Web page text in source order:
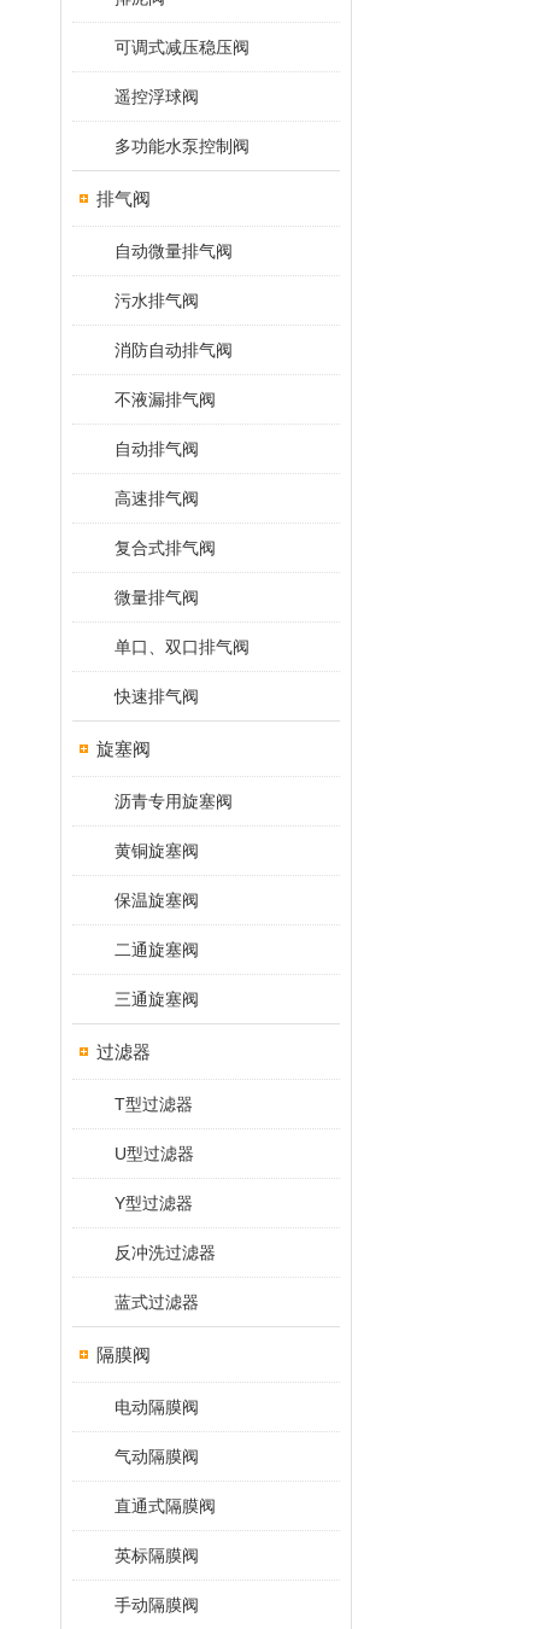
可调式减压稳压阀
遥控浮球阀
多功能水泵控制阀
排气阀
自动微量排气阀
污水排气阀
消防自动排气阀
不液漏排气阀
自动排气阀
高速排气阀
复合式排气阀
微量排气阀
单口、双口排气阀
快速排气阀
旋塞阀
沥青专用旋塞阀
黄铜旋塞阀
保温旋塞阀
二通旋塞阀
三通旋塞阀
过滤器
T型过滤器
U型过滤器
Y型过滤器
反冲洗过滤器
蓝式过滤器
隔膜阀
电动隔膜阀
气动隔膜阀
直通式隔膜阀
英标隔膜阀
手动隔膜阀